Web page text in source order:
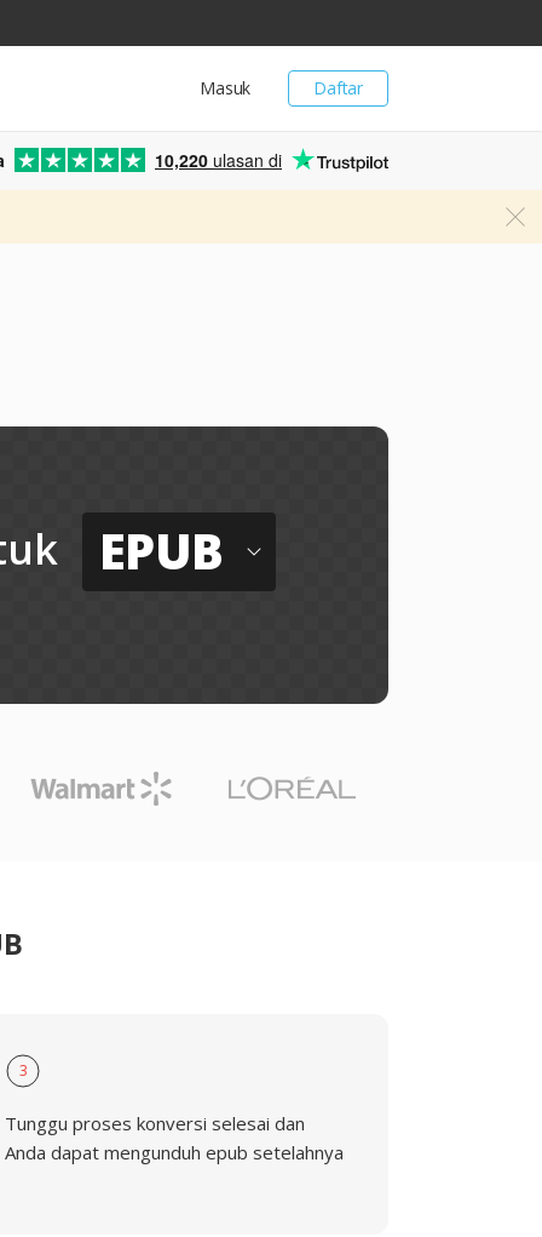
Daftar
Masuk
10,220 ulasan di
EPUB
3
Tunggu proses konversi selesai dan
Anda dapat mengunduh epub setelahnya